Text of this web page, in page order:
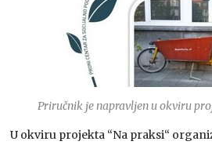
Priručnik je napravljen u okviru
U okviru projekta “Na praksi“